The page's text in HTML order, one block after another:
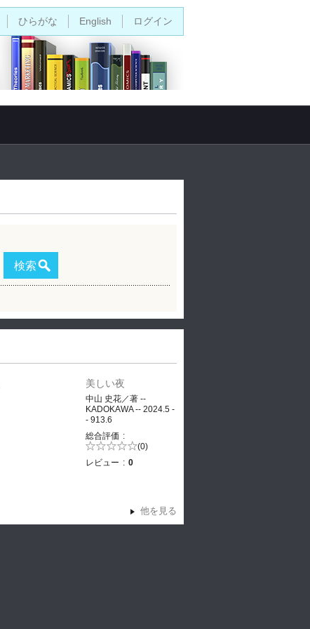
ひらがな English ログイン
検索
美しい夜
中山 史花／著 --
KADOKAWA -- 2024.5 -
- 913.6
総合評価
5段階評価の (0)
レビュー
0
他を見る